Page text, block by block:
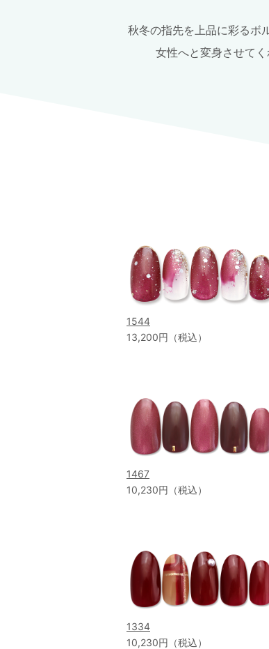
秋冬の指先を上品に彩るボ
女性へと変身させて
1544
13,200円（税込）
1467
10,230円（税込）
1334
10,230円（税込）